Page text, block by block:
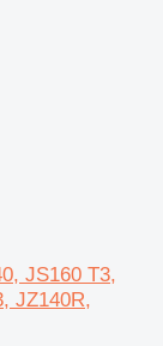
JS160 T3,
JZ140R,